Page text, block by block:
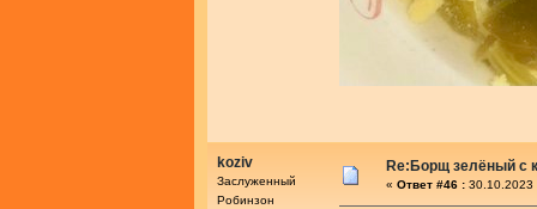
koziv
Заслуженный
Робинзон
Re:Борщ зелёный с
« Ответ #46 : 30.10.2023